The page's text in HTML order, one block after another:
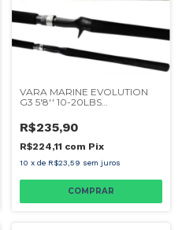
VARA MARINE EVOLUTION
G3 5'8'' 10-20LBS
R$235,90
R$224,11 com Pix
10 x de R$23,59 sem juros